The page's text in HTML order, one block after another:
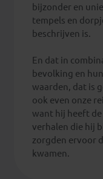
bijzonder en
tempels en
beschrijven is.
En dat in
bevolking en
waarden, dat is
ook even onze
want hij heeft de
verhalen die hij
zorgden ervoor
kwamen.